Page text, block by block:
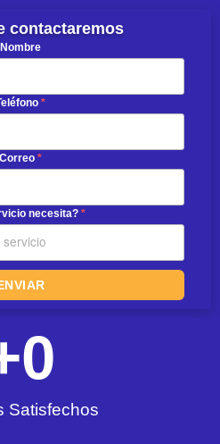
contactaremos
Nombre
*
Correo *
necesita? *
Satisfechos
0